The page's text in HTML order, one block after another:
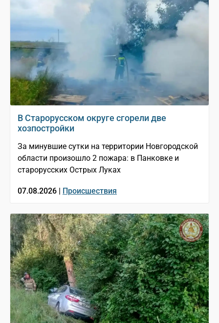
В Старорусском округе сгорели две
хозпостройки
За минувшие сутки на территории Новгородской
области произошло 2 пожара: в Панковке и
старорусских Острых Луках
07.08.2026 | Происшествия